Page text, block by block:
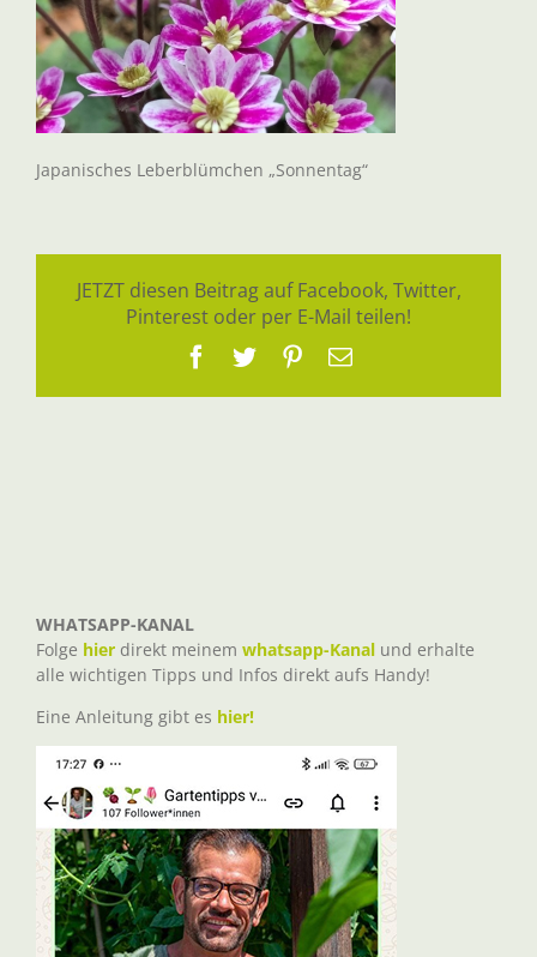
Japanisches Leberblümchen „Sonnentag“
JETZT diesen Beitrag auf Facebook, Twitter,
Pinterest oder per E-Mail teilen!
Facebook
TwitterPinterest
E-
WHATSAPP-KANAL
Folge hier direkt meinem whatsapp-Kanal und erhalte
alle wichtigen Tipps und Infos direkt aufs Handy!
Eine Anleitung gibt es hier!